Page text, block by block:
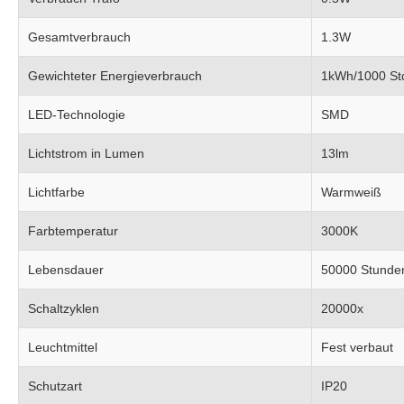
Gesamtverbrauch 1.3W
Gewichteter Energieverbrauch 1kWh/1000
LED-Technologie SMD
Lichtstrom in Lumen 13lm
Lichtfarbe Warmweiß
Farbtemperatur 3000K
Lebensdauer 50000
Schaltzyklen 20000x
Leuchtmittel Fest verbaut
Schutzart IP20